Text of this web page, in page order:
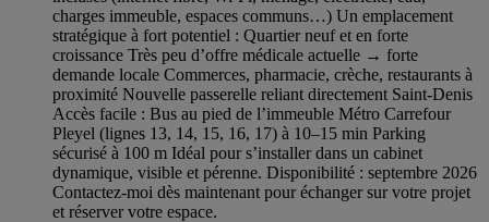
charges immeuble, espaces communs…) Un emplacement
stratégique à fort potentiel : Quartier neuf et en forte
croissance Très peu d’offre médicale actuelle → forte
demande locale Commerces, pharmacie, crèche, restaurants à
proximité Nouvelle passerelle reliant directement Saint-Denis
Accès facile : Bus au pied de l’immeuble Métro Carrefour
Pleyel (lignes 13, 14, 15, 16, 17) à 10–15 min Parking
sécurisé à 100 m Idéal pour s’installer dans un cabinet
dynamique, visible et pérenne. Disponibilité : septembre 2026
Contactez-moi dès maintenant pour échanger sur votre projet
et réserver votre espace.